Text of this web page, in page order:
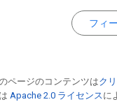
フィ
ページのコンテンツはク
Apache 2.0 ライセンス に